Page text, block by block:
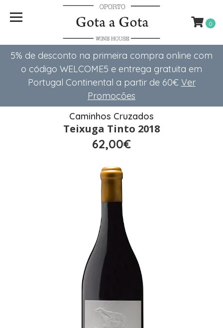
5% de desconto na primeira compra online com
o código WELCOME5 e entrega gratuita em
Portugal Continental a partir de 60€ Ver
Promoções
0
Caminhos Cruzados
Teixuga Tinto 2018
62,00€